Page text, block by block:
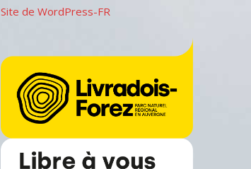
Site de WordPress-FR